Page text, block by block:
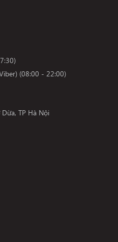
(08:00 - 22:00)
TP Hà Nội